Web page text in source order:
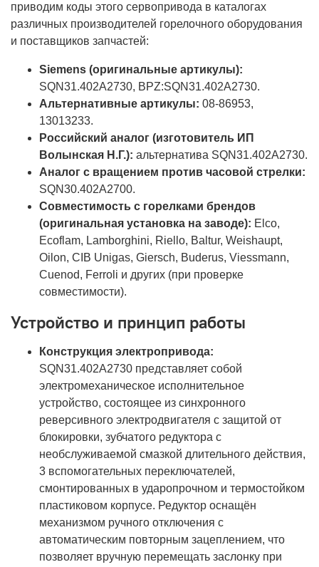
приводим коды этого сервопривода в каталогах
различных производителей горелочного оборудования
и поставщиков запчастей:
Siemens (оригинальные артикулы):
SQN31.402A2730, BPZ:SQN31.402A2730.
Альтернативные артикулы: 08-86953,
13013233.
Российский аналог (изготовитель ИП
Волынская Н.Г.): альтернатива SQN31.402A2730.
Аналог с вращением против часовой стрелки:
SQN30.402A2700.
Совместимость с горелками брендов
(оригинальная установка на заводе): Elco,
Ecoflam, Lamborghini, Riello, Baltur, Weishaupt,
Oilon, CIB Unigas, Giersch, Buderus, Viessmann,
Cuenod, Ferroli и других (при проверке
совместимости).
Устройство и принцип работы
Конструкция электропривода:
SQN31.402A2730 представляет собой
электромеханическое исполнительное
устройство, состоящее из синхронного
реверсивного электродвигателя с защитой от
блокировки, зубчатого редуктора с
необслуживаемой смазкой длительного действия,
3 вспомогательных переключателей,
смонтированных в ударопрочном и термостойком
пластиковом корпусе. Редуктор оснащён
механизмом ручного отключения с
автоматическим повторным зацеплением, что
позволяет вручную перемещать заслонку при